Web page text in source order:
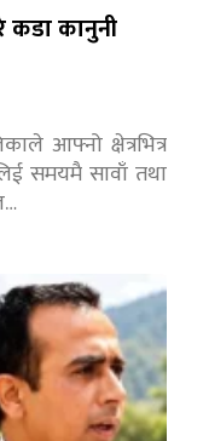
कानुनी
आफ्नो क्षेत्रभित्र
समयमै सावाँ तथा